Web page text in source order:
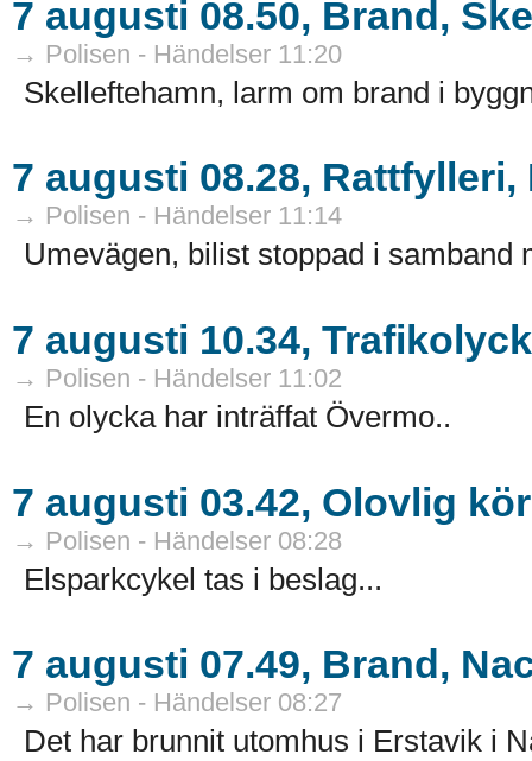
7 augusti 08.50, Brand,
→ Polisen - Händelser 11:20
Skelleftehamn, larm om brand i
7 augusti 08.28, Rattfylleri,
→ Polisen - Händelser 11:14
Umevägen, bilist stoppad i samband
7 augusti 10.34,
→ Polisen - Händelser 11:02
En olycka har inträffat Övermo..
7 augusti 03.42, Olovlig
→ Polisen - Händelser 08:28
Elsparkcykel tas i beslag...
7 augusti 07.49, Brand,
→ Polisen - Händelser 08:27
Det har brunnit utomhus i Erstavik i